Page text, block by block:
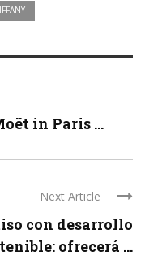
in Paris ...
Next Article
con desarrollo
ofrecerá ...